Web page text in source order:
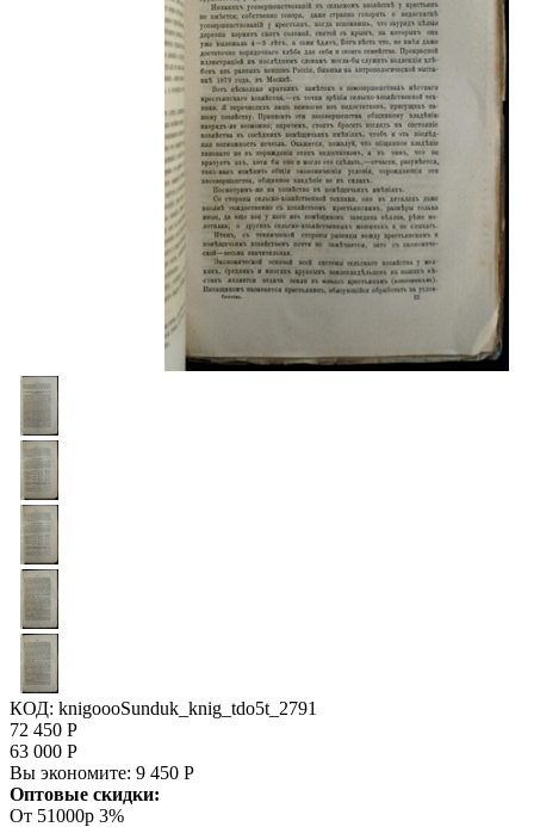
КОД: knigoooSunduk_knig_tdo5t_2791
72 450 Р
63 000 Р
Вы экономите: 9 450 Р
Оптовые скидки:
От 51000р 3%